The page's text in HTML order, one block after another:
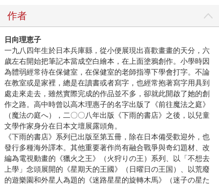
作者
日向理恵子
一九八四年生於日本兵庫縣，從小便展現出喜歡畫畫的天分，六
歲左右開始把筆記本當成空白繪本，在上面塗鴉創作。小學時因
為體弱經常待在保健室，在保健室的老師指導下學會打字。不論
在教室或是家裡，總是在讀書或者寫字，也經常抱著寫字用具到
處走來走去，雖然實際完成的作品並不多，卻就此開啟了她的創
作之路。高中時曾以高木理惠子的名字出版了《前往魔法之庭》
（魔法の庭へ），二〇〇八年出版《下雨的書店》之後，以兒童
文學作家身分在日本文壇展露頭角。
《下雨的書店》系列已出版至第五冊，除在日本備受歡迎外，也
發行多種海外譯本。其他重要著作尚有融合戰爭與奇幻題材、改
編為電視動畫的《獵火之王》（火狩りの王）系列、以「不想去
上學」念頭展開的《星期天的王國》（日曜日の王国）、以荒廢
的遊樂園和外星人為題的《迷路星星的旋轉木馬》（迷子の星た